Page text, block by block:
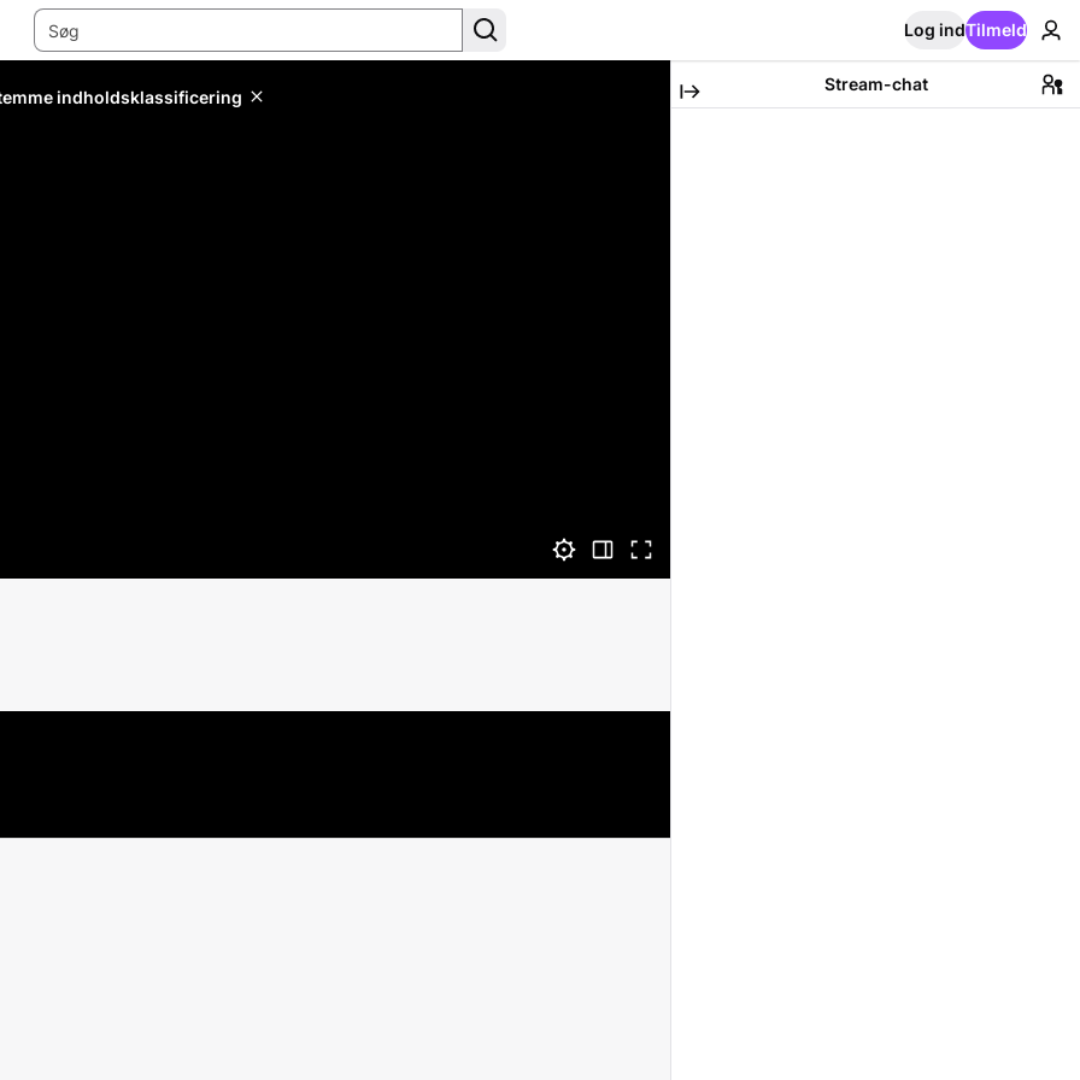
Log indTilmeld
indholdsklassificering
Stream-chat